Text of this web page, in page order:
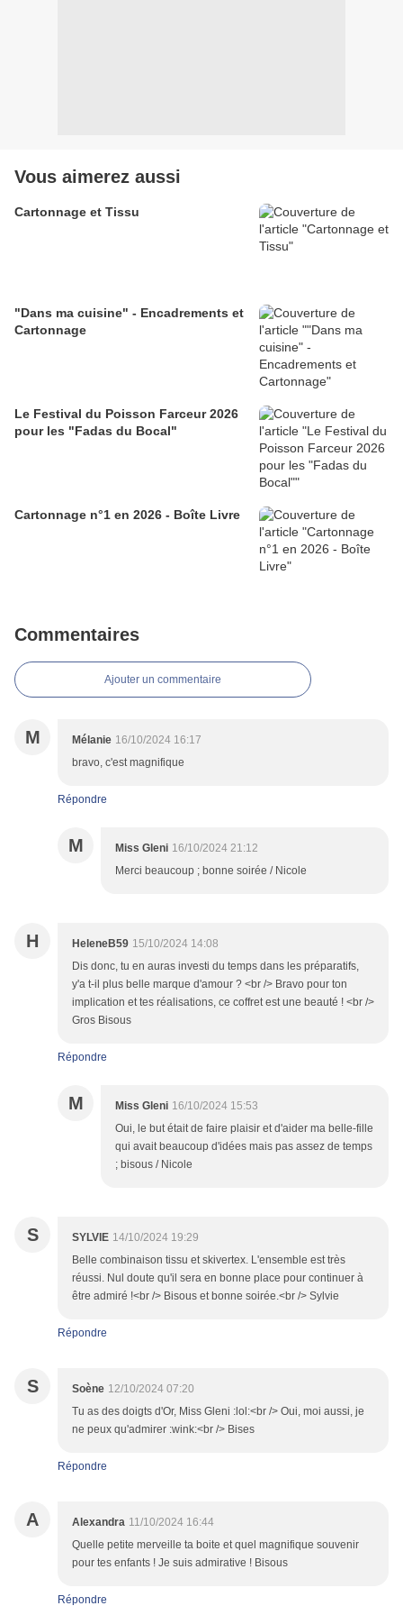
Vous aimerez aussi
Cartonnage et Tissu
"Dans ma cuisine" - Encadrements et
Cartonnage
Le Festival du Poisson Farceur 2026
pour les "Fadas du Bocal"
Cartonnage n°1 en 2026 - Boîte Livre
Commentaires
Ajouter un commentaire
M Mélanie 16/10/2024 16:17
bravo, c'est magnifique
Répondre
M Miss Gleni 16/10/2024 21:12
Merci beaucoup ; bonne soirée / Nicole
H HeleneB59 15/10/2024 14:08
Dis donc, tu en auras investi du temps dans les préparatifs,
y'a t-il plus belle marque d'amour ? <br /> Bravo pour ton
implication et tes réalisations, ce coffret est une beauté ! <br />
Gros Bisous
Répondre
M Miss Gleni 16/10/2024 15:53
Oui, le but était de faire plaisir et d'aider ma belle-fille
qui avait beaucoup d'idées mais pas assez de temps
; bisous / Nicole
S SYLVIE 14/10/2024 19:29
Belle combinaison tissu et skivertex. L'ensemble est très
réussi. Nul doute qu'il sera en bonne place pour continuer à
être admiré !<br /> Bisous et bonne soirée.<br /> Sylvie
Répondre
S Soène 12/10/2024 07:20
Tu as des doigts d'Or, Miss Gleni :lol:<br /> Oui, moi aussi, je
ne peux qu'admirer :wink:<br /> Bises
Répondre
A Alexandra 11/10/2024 16:44
Quelle petite merveille ta boite et quel magnifique souvenir
pour tes enfants ! Je suis admirative ! Bisous
Répondre